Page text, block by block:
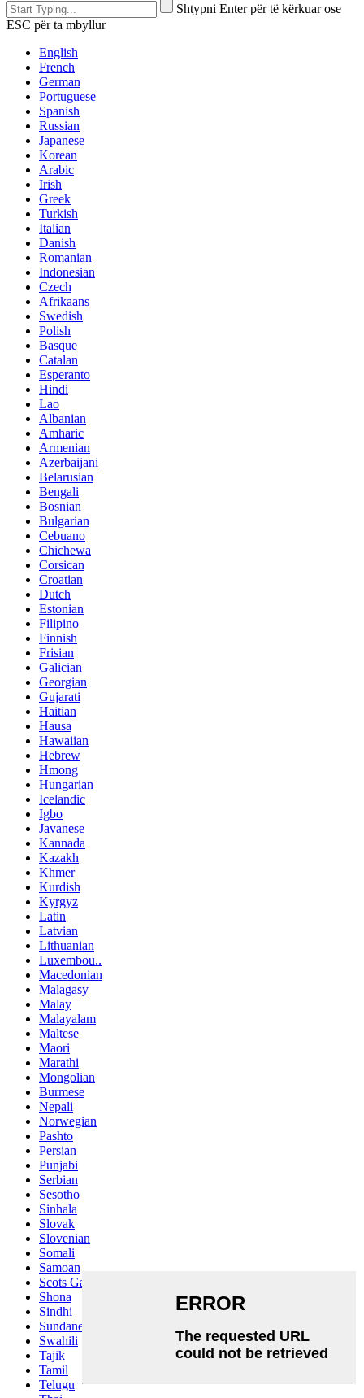
Shtypni Enter për të kërkuar ose
ESC për ta mbyllur
English
French
German
Portuguese
Spanish
Russian
Japanese
Korean
Arabic
Irish
Greek
Turkish
Italian
Danish
Romanian
Indonesian
Czech
Afrikaans
Swedish
Polish
Basque
Catalan
Esperanto
Hindi
Lao
Albanian
Amharic
Armenian
Azerbaijani
Belarusian
Bengali
Bosnian
Bulgarian
Cebuano
Chichewa
Corsican
Croatian
Dutch
Estonian
Filipino
Finnish
Frisian
Galician
Georgian
Gujarati
Haitian
Hausa
Hawaiian
Hebrew
Hmong
Hungarian
Icelandic
Igbo
Javanese
Kannada
Kazakh
Khmer
Kurdish
Kyrgyz
Latin
Latvian
Lithuanian
Luxembou..
Macedonian
Malagasy
Malay
Malayalam
Maltese
Maori
Marathi
Mongolian
Burmese
Nepali
Norwegian
Pashto
Persian
Punjabi
Serbian
Sesotho
Sinhala
Slovak
Slovenian
Somali
Samoan
Scots Gaelic
Shona
Sindhi
Sundanese
Swahili
Tajik
Tamil
Telugu